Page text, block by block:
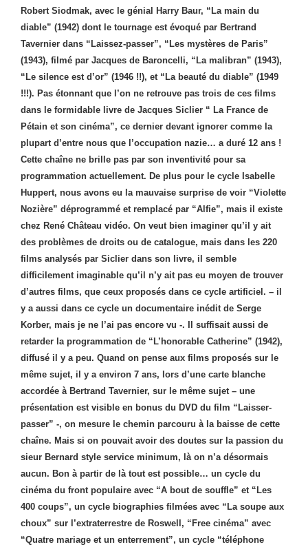
Robert Siodmak, avec le génial Harry Baur, “La main du
diable” (1942) dont le tournage est évoqué par Bertrand
Tavernier dans “Laissez-passer”, “Les mystères de Paris”
(1943), filmé par Jacques de Baroncelli, “La malibran” (1943),
“Le silence est d’or” (1946 !!), et “La beauté du diable” (1949
!!!). Pas étonnant que l’on ne retrouve pas trois de ces films
dans le formidable livre de Jacques Siclier “ La France de
Pétain et son cinéma”, ce dernier devant ignorer comme la
plupart d’entre nous que l’occupation nazie… a duré 12 ans !
Cette chaîne ne brille pas par son inventivité pour sa
programmation actuellement. De plus pour le cycle Isabelle
Huppert, nous avons eu la mauvaise surprise de voir “Violette
Nozière” déprogrammé et remplacé par “Alfie”, mais il existe
chez René Château vidéo. On veut bien imaginer qu’il y ait
des problèmes de droits ou de catalogue, mais dans les 220
films analysés par Siclier dans son livre, il semble
difficilement imaginable qu’il n’y ait pas eu moyen de trouver
d’autres films, que ceux proposés dans ce cycle artificiel. – il
y a aussi dans ce cycle un documentaire inédit de Serge
Korber, mais je ne l’ai pas encore vu -. Il suffisait aussi de
retarder la programmation de “L’honorable Catherine” (1942),
diffusé il y a peu. Quand on pense aux films proposés sur le
même sujet, il y a environ 7 ans, lors d’une carte blanche
accordée à Bertrand Tavernier, sur le même sujet – une
présentation est visible en bonus du DVD du film “Laisser-
passer” -, on mesure le chemin parcouru à la baisse de cette
chaîne. Mais si on pouvait avoir des doutes sur la passion du
sieur Bernard style service minimum, là on n’a désormais
aucun. Bon à partir de là tout est possible… un cycle du
cinéma du front populaire avec “A bout de souffle” et “Les
400 coups”, un cycle biographies filmées avec “La soupe aux
choux” sur l’extraterrestre de Roswell, “Free cinéma” avec
“Quatre mariage et un enterrement”, un cycle “téléphone